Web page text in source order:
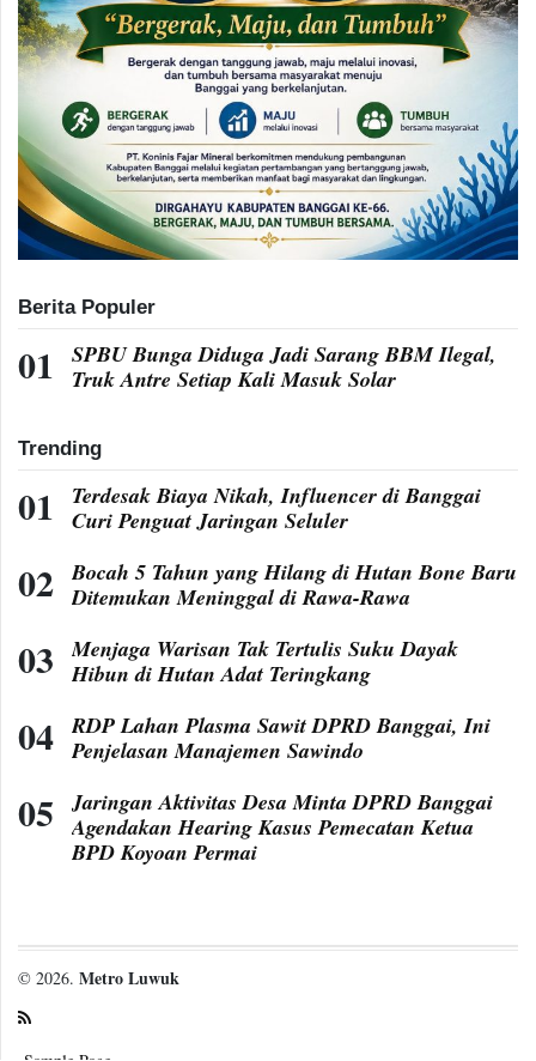
Berita Populer
SPBU Bunga Diduga Jadi Sarang BBM Ilegal,
Truk Antre Setiap Kali Masuk Solar
Trending
Terdesak Biaya Nikah, Influencer di Banggai
Curi Penguat Jaringan Seluler
Bocah 5 Tahun yang Hilang di Hutan Bone Baru
Ditemukan Meninggal di Rawa-Rawa
Menjaga Warisan Tak Tertulis Suku Dayak
Hibun di Hutan Adat Teringkang
RDP Lahan Plasma Sawit DPRD Banggai, Ini
Penjelasan Manajemen Sawindo
Jaringan Aktivitas Desa Minta DPRD Banggai
Agendakan Hearing Kasus Pemecatan Ketua
BPD Koyoan Permai
© 2026. Metro Luwuk